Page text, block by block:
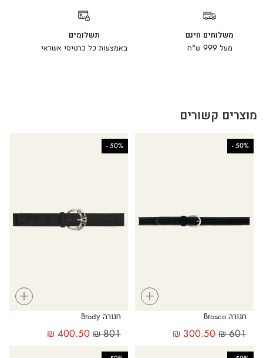
משלוחים חינם
מעל 999 ש"ח
תשלומים
באמצעות כל כרטיסי אשראי
מוצרים קשורים
+
50%
-
חגורה Brosco
₪601
₪ 300.50
+
50%
-
חגורה Brody
₪801
₪ 400.50